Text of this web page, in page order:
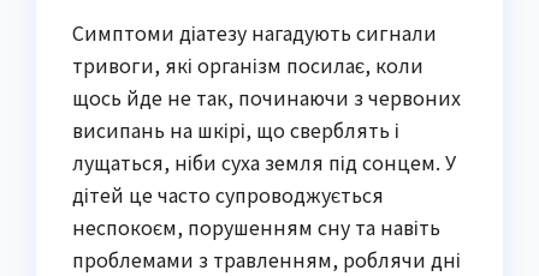
Симптоми діатезу нагадують сигнали
тривоги, які організм посилає, коли
щось йде не так, починаючи з червоних
висипань на шкірі, що сверблять і
лущаться, ніби суха земля під сонцем. У
дітей це часто супроводжується
неспокоєм, порушенням сну та навіть
проблемами з травленням, роблячи дні